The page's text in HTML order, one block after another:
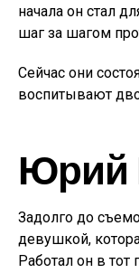
начала он стал
шаг за шагом
Сейчас они
воспитывают
Юрий
Задолго до
девушкой,
Работал он в